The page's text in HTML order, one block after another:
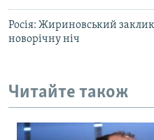
Росія: Жириновський
новорічну ніч
Читайте також